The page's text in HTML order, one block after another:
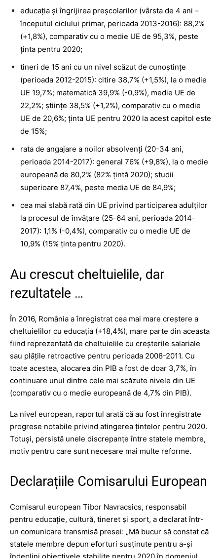
educaţia şi îngrijirea preşcolarilor (vârsta de 4 ani –
începutul ciclului primar, perioada 2013-2016): 88,2%
(+1,8%), comparativ cu o medie UE de 95,3%, peste
ţinta pentru 2020;
tineri de 15 ani cu un nivel scăzut de cunoştinţe
(perioada 2012-2015): citire 38,7% (+1,5%), la o medie
UE 19,7%; matematică 39,9% (-0,9%), medie UE de
22,2%; ştiinţe 38,5% (+1,2%), comparativ cu o medie
UE de 20,6%; ţinta UE pentru 2020 la acest capitol este
de 15%;
rata de angajare a noilor absolvenţi (20-34 ani,
perioada 2014-2017): general 76% (+9,8%), la o medie
europeană de 80,2% (82% ţintă 2020); studii
superioare 87,4%, peste media UE de 84,9%;
cea mai slabă rată din UE privind participarea adulţilor
la procesul de învăţare (25-64 ani, perioada 2014-
2017): 1,1% (-0,4%), comparativ cu o medie UE de
10,9% (15% ţinta pentru 2020).
Au crescut cheltuielile, dar
rezultatele …
În 2016, România a înregistrat cea mai mare creştere a
cheltuielilor cu educaţia (+18,4%), mare parte din aceasta
fiind reprezentată de cheltuielile cu creşterile salariale
sau plăţile retroactive pentru perioada 2008-2011. Cu
toate acestea, alocarea din PIB a fost de doar 3,7%, în
continuare unul dintre cele mai scăzute nivele din UE
(comparativ cu o medie europeană de 4,7% din PIB).
La nivel european, raportul arată că au fost înregistrate
progrese notabile privind atingerea ţintelor pentru 2020.
Totuşi, persistă unele discrepanţe între statele membre,
motiv pentru care sunt necesare mai multe reforme.
Declarațiile Comisarului European
Comisarul european Tibor Navracsics, responsabil
pentru educaţie, cultură, tineret şi sport, a declarat într-
un comunicare transmisă presei: „Mă bucur să constat că
statele membre depun eforturi susţinute pentru a-şi